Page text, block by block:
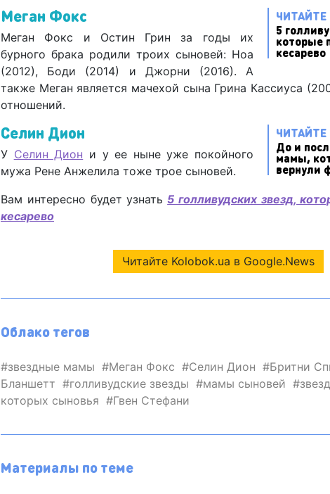
5
которые
кесарево
Меган Фокс
Меган Фокс и Остин Грин за годы их
бурного брака родили троих сыновей: Ноа
(2012), Боди (2014) и Джорни (2016). А
также Меган является мачехой сына Грина Кассиуса
отношений.
До и
мамы,
вернули
Селин Дион
У Селин Дион и у ее ныне уже покойного
мужа Рене Анжелила тоже трое сыновей.
Вам интересно будет узнать 5 голливудских звезд,
кесарево
Читайте Kolobok.ua в Google.News
Облако тегов
звездные мамы Меган Фокс Селин Дион Бритни
Бланшетт
голливудские звезды мамы сыновей
которых сыновья
Гвен Стефани
Материалы по теме